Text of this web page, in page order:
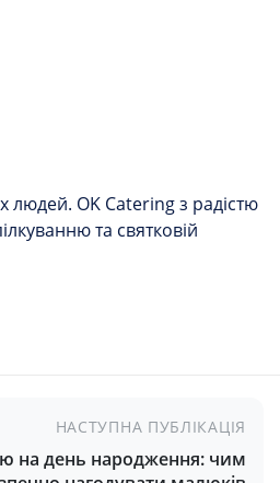
людей. OK Catering з радістю
та святковій
НАСТУПНА ПУБЛІКАЦІЯ
на день народження: чим